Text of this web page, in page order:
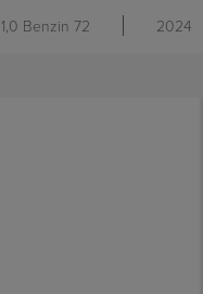
1,0 Benzin 72 2024